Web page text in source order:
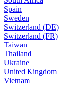
Spain
Sweden
Switzerland (DE)
Switzerland (FR)
Taiwan
Thailand
Ukraine
United Kingdom
Vietnam